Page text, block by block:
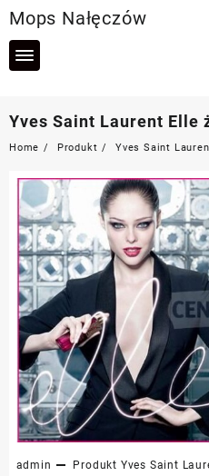
to
content
Mops Nałęczów
Yves Saint Laurent Elle
Home Produkt Yves Saint
admin Produkt Yves Saint